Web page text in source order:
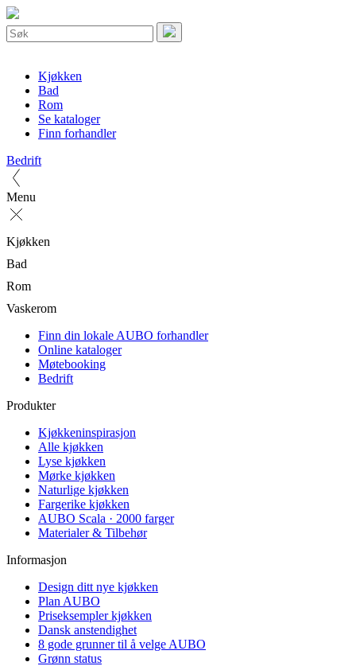
Kjøkken
Bad
Rom
Se kataloger
Finn forhandler
Bedrift
Menu
Kjøkken
Bad
Rom
Vaskerom
Finn din lokale AUBO forhandler
Online kataloger
Møtebooking
Bedrift
Produkter
Kjøkkeninspirasjon
Alle kjøkken
Lyse kjøkken
Mørke kjøkken
Naturlige kjøkken
Fargerike kjøkken
AUBO Scala · 2000 farger
Materialer & Tilbehør
Informasjon
Design ditt nye kjøkken
Plan AUBO
Priseksempler kjøkken
Dansk anstendighet
8 gode grunner til å velge AUBO
Grønn status